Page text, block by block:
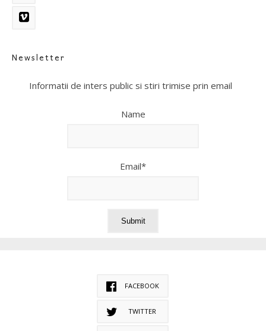
Newsletter
Informatii de inters public si stiri trimise prin email
Name
Email*
FACEBOOK
TWITTER